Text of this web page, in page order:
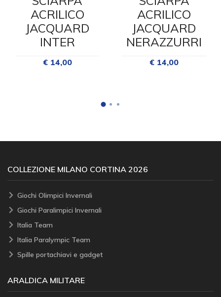
ACRILICO
JACQUARD
INTER
€ 14,00
ACRILICO
JACQUARD
NERAZZURRI
€ 14,00
COLLEZIONE MILANO CORTINA 2026
Giochi Olimpici Invernali
Giochi Paralimpici Invernali
Italia Team
Italia Paralympic Team
Spille portachiavi e gadget
ARALDICA MILITARE